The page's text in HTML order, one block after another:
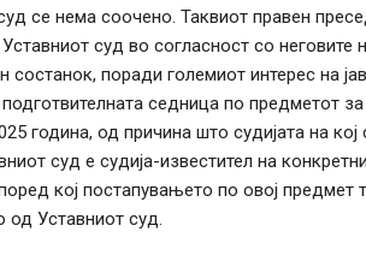
се нема соочено. Таквиот правен
суд во согласност со неговите
состанок, поради големиот интерес на
седница по предметот за
година, од причина што судијата на
суд е судија-известител на
кој постапувањето по овој предмет
од Уставниот суд.